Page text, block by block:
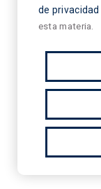
de privacidad
esta materia.